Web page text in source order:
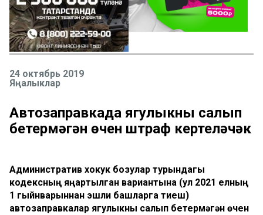
24 октябрь 2019
Яңалыклар
Автозаправкада ягулыкны салып
бетермәгән өчен штраф кертеләчәк
Административ хокук бозулар турындагы
кодексның яңартылган вариантына (ул 2021 елның
1 гыйнварыннан эшли башларга тиеш)
автозаправкалар ягулыкны салып бетермәгән өчен